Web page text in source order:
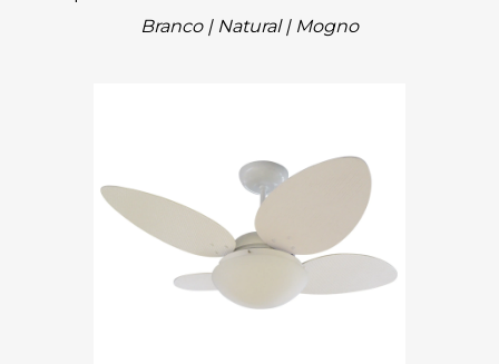
Branco | Natural | Mogno